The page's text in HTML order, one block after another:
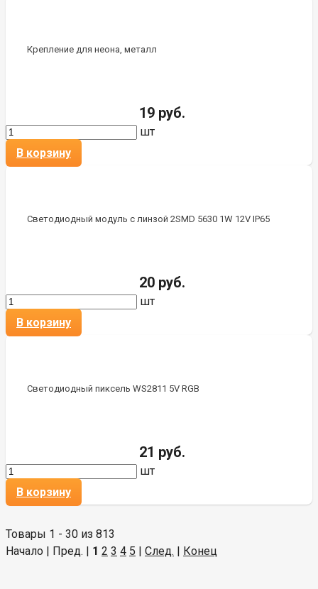
Крепление для неона, металл
19 руб.
шт
В корзину
Светодиодный модуль с линзой 2SMD 5630 1W 12V IP65
20 руб.
шт
В корзину
Светодиодный пиксель WS2811 5V RGB
21 руб.
шт
В корзину
Товары 1 - 30 из 813
Начало | Пред. | 1 2 3 4 5 | След. | Конец